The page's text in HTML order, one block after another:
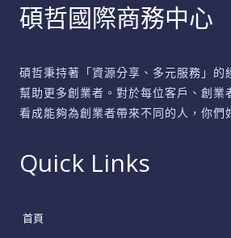
碩哲國際商務中心
碩哲秉持著「資源分享、多元服務」的
幫助更多創業者。對於每位客戶、創業
看成能夠為創業者帶來不同的人，你們
Quick Links
首頁